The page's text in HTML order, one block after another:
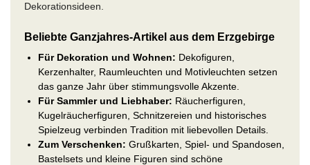
Dekorationsideen.
Beliebte Ganzjahres-Artikel aus dem Erzgebirge
Für Dekoration und Wohnen: Dekofiguren,
Kerzenhalter, Raumleuchten und Motivleuchten setzen
das ganze Jahr über stimmungsvolle Akzente.
Für Sammler und Liebhaber: Räucherfiguren,
Kugelräucherfiguren, Schnitzereien und historisches
Spielzeug verbinden Tradition mit liebevollen Details.
Zum Verschenken: Grußkarten, Spiel- und Spandosen,
Bastelsets und kleine Figuren sind schöne